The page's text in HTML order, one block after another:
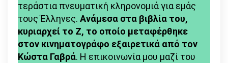
τις
λέξεις
–
μέλισσες
που
τεράστια πνευματική κληρονομιά για εμάς
τους Έλληνες. Ανάμεσα στα βιβλία του,
κυριαρχεί το Ζ, το οποίο μεταφέρθηκε
στον κινηματογράφο εξαιρετικά από τον
Κώστα Γαβρά. Η επικοινωνία μου μαζί του